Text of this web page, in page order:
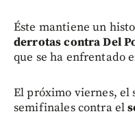
Éste mantiene un
derrotas contra Del
que se ha enfrentado
El próximo viernes, el
semifinales contra el